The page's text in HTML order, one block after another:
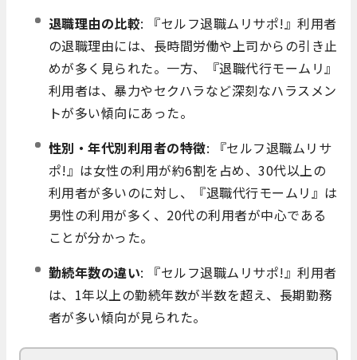
退職理由の比較: 『セルフ退職ムリサポ!』利用者
の退職理由には、長時間労働や上司からの引き止
めが多く見られた。一方、『退職代行モームリ』
利用者は、暴力やセクハラなど深刻なハラスメン
トが多い傾向にあった。
性別・年代別利用者の特徴: 『セルフ退職ムリサ
ポ!』は女性の利用が約6割を占め、30代以上の
利用者が多いのに対し、『退職代行モームリ』は
男性の利用が多く、20代の利用者が中心である
ことが分かった。
勤続年数の違い: 『セルフ退職ムリサポ!』利用者
は、1年以上の勤続年数が半数を超え、長期勤務
者が多い傾向が見られた。